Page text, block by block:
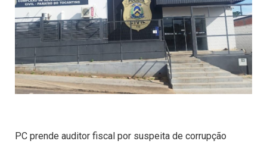
PC prende auditor fiscal por suspeita de corrupção